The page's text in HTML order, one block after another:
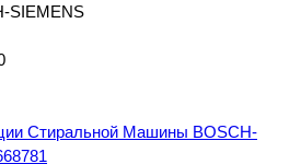
SIEMENS
Стиральной Машины BOSCH-